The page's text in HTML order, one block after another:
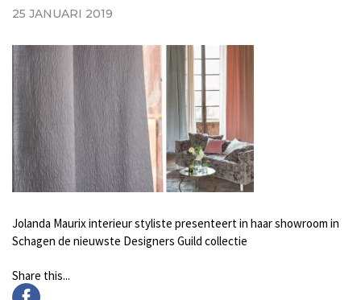
25 JANUARI 2019
Jolanda Maurix interieur styliste presenteert in haar showroom in
Schagen de nieuwste Designers Guild collectie
Share this...